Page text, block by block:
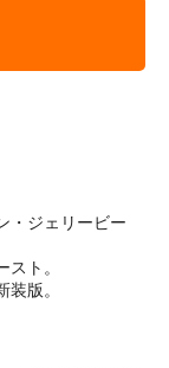
・ジェリービー
ト。
版。